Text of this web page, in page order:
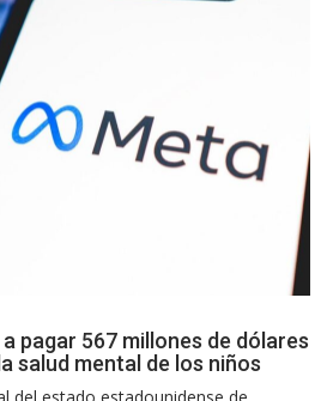
pagar 567 millones de dólares
salud mental de los niños
del estado estadounidense de...